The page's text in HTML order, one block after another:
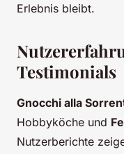
Erlebnis bleibt.
Testimonials
Gnocchi alla
Hobbyköche und
Nutzerberichte